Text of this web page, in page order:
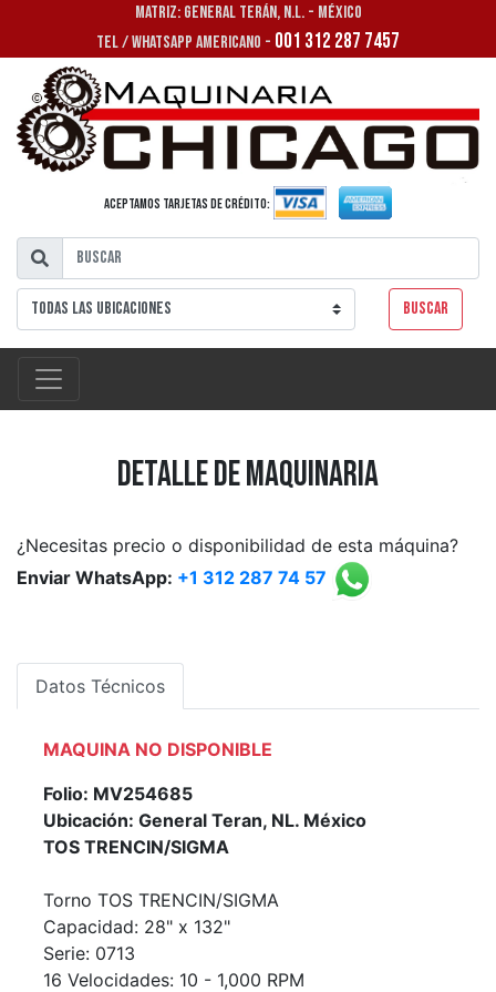
MATRIZ: GENERAL TERÁN, N.L. - MÉXICO
TEL / WHATSAPP AMERICANO - 001 312 287 7457
Aceptamos tarjetas de crédito:
Buscar
Detalle de Maquinaria
¿Necesitas precio o disponibilidad de esta máquina?
Enviar WhatsApp: +1 312 287 74 57
Datos Técnicos
MAQUINA NO DISPONIBLE
Folio: MV254685
Ubicación: General Teran, NL. México
TOS TRENCIN/SIGMA
Torno TOS TRENCIN/SIGMA
Capacidad: 28" x 132"
Serie: 0713
16 Velocidades: 10 - 1,000 RPM